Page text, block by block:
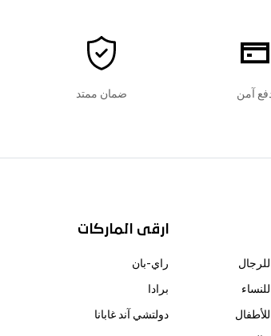
آمن ضمان ممتد
ارقى الماركات
راي-بان
برادا
دولتشي آند غابانا